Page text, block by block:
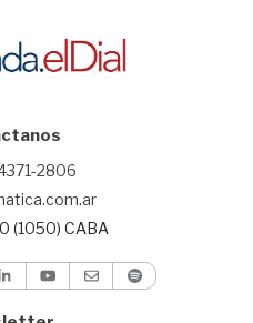
2806
(1050) CABA